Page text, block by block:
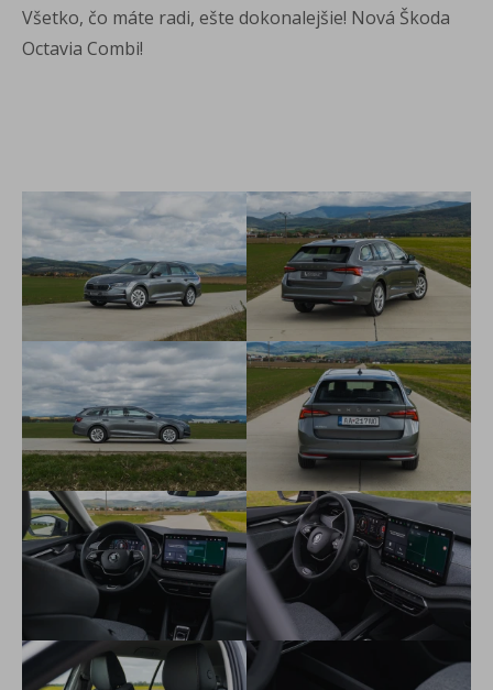
Všetko, čo máte radi, ešte dokonalejšie! Nová Škoda
Octavia Combi!